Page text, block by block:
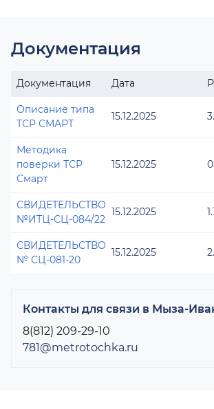
Документация
Документация Дата
Описание типа
ТСР СМАРТ
15.12.2025
Методика
поверки ТСР
Смарт
15.12.2025
СВИДЕТЕЛЬСТВО
№ИТЦ-СЦ-084/22
15.12.2025
СВИДЕТЕЛЬСТВО
№ СЦ-081-20
15.12.2025
Контакты для связи в Мыза-
8(812) 209-29-10
781@metrotochka.ru